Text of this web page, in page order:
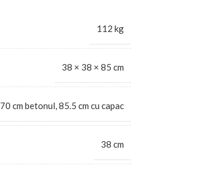
112 kg
38 × 38 × 85 cm
70 cm betonul, 85.5 cm cu capac
38 cm